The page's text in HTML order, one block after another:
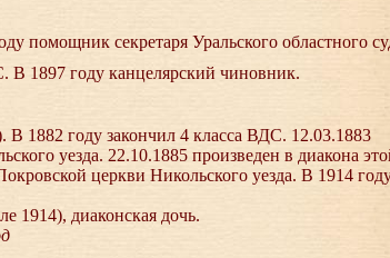
помощник секретаря Уральского областного
1897 году канцелярский чиновник.
В 1882 году закончил 4 класса ВДС. 12.03.1883
уезда. 22.10.1885 произведен в диакона
церкви Никольского уезда. В 1914
1914), диаконская дочь.